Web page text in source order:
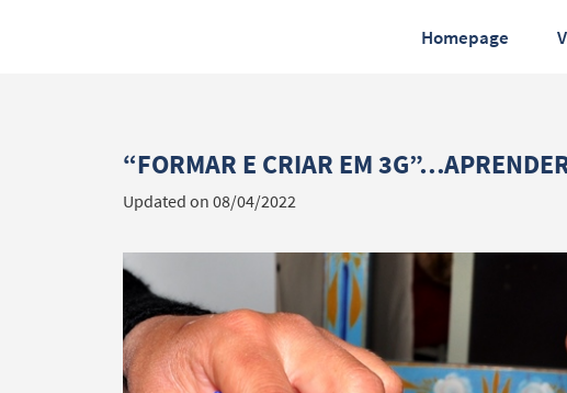
Homepage
“FORMAR E CRIAR EM
Updated on 08/04/2022